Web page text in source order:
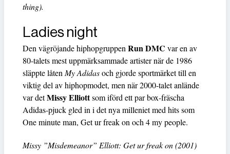
thing).
Ladies night
Den vägröjande hiphopgruppen Run DMC var en av
80-talets mest uppmärksammade artister när de 1986
släppte låten My Adidasoch gjorde sportmärket till en
viktig del av hiphopmodet, men när 2000-talet anlände
var detMissy Elliottsom iförd ett par box-fräscha
Adidas-pjuck gled in i det nya milleniet med hits som
One minute man, Get ur freak on och 4 my people.
Missy ”Misdemeanor” Elliott: Get ur freak on (2001)